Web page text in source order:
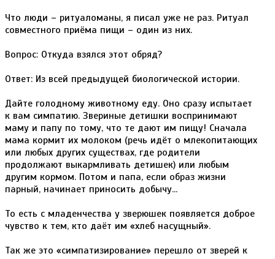
Что люди – ритуаломаны, я писал уже не раз. Ритуал
совместного приёма пищи – один из них.
Вопрос: Откуда взялся этот обряд?
Ответ: Из всей предыдущей биологической истории.
Дайте голодному животному еду. Оно сразу испытает
к вам симпатию. Звериные детишки воспринимают
маму и папу по тому, что те дают им пищу! Сначала
мама кормит их молоком (речь идёт о млекопитающих
или любых других существах, где родители
продолжают выкармливать детишек) или любым
другим кормом. Потом и папа, если образ жизни
парный, начинает приносить добычу...
То есть с младенчества у зверюшек появляется доброе
чувство к тем, кто даёт им «хлеб насущный».
Так же это «симпатизирование» перешло от зверей к